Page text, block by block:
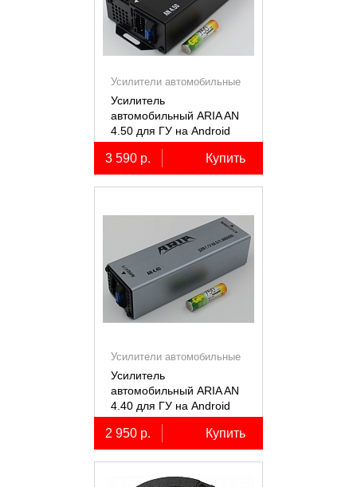
Усилители автомобильные
Усилитель
автомобильный ARIA AN
4.50 для ГУ на Android
3 590 р. Купить
Усилители автомобильные
Усилитель
автомобильный ARIA AN
4.40 для ГУ на Android
2 950 р. Купить